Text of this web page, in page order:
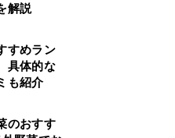
解説
すめラン
具体的な
も紹介
のおすす